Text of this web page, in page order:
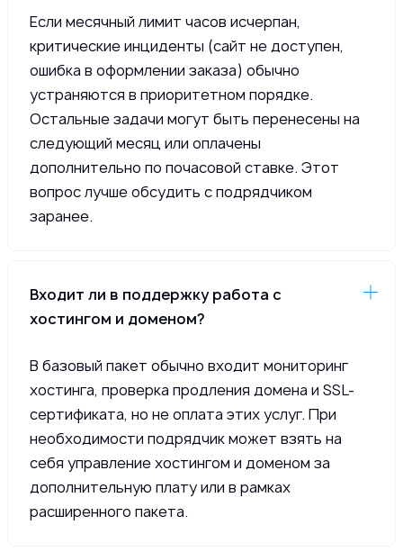
Если месячный лимит часов исчерпан,
критические инциденты (сайт не доступен,
ошибка в оформлении заказа) обычно
устраняются в приоритетном порядке.
Остальные задачи могут быть перенесены на
следующий месяц или оплачены
дополнительно по почасовой ставке. Этот
вопрос лучше обсудить с подрядчиком
заранее.
Входит ли в поддержку работа с
хостингом и доменом?
В базовый пакет обычно входит мониторинг
хостинга, проверка продления домена и SSL-
сертификата, но не оплата этих услуг. При
необходимости подрядчик может взять на
себя управление хостингом и доменом за
дополнительную плату или в рамках
расширенного пакета.